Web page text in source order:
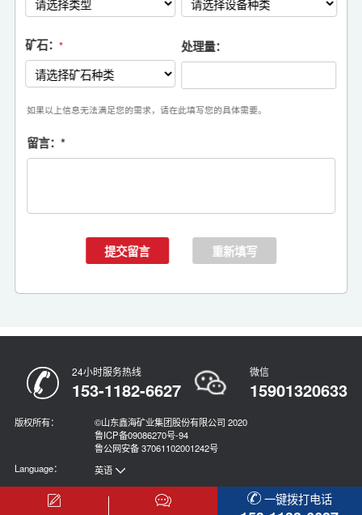
矿石： * 处理量：
如果以上信息无法满足您的需求，请在此填写您的具体需要。
留言：*
24小时服务热线
153-1182-6627
微信
15901320633
版权所有：
©山东鑫海矿业集团股份有限公司 2020
鲁ICP备09086270号-94
鲁公网安备 37061102001242号
Language：
英语
俄语
一键拨打电话